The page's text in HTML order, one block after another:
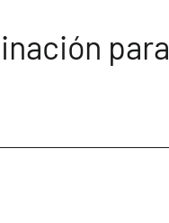
para